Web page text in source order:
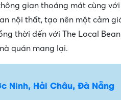
gian thoáng mát cùng
nội thất, tạo nên một cảm
thời đến với The Local
quán mang lại.
Ninh, Hải Châu, Đà Nẵng